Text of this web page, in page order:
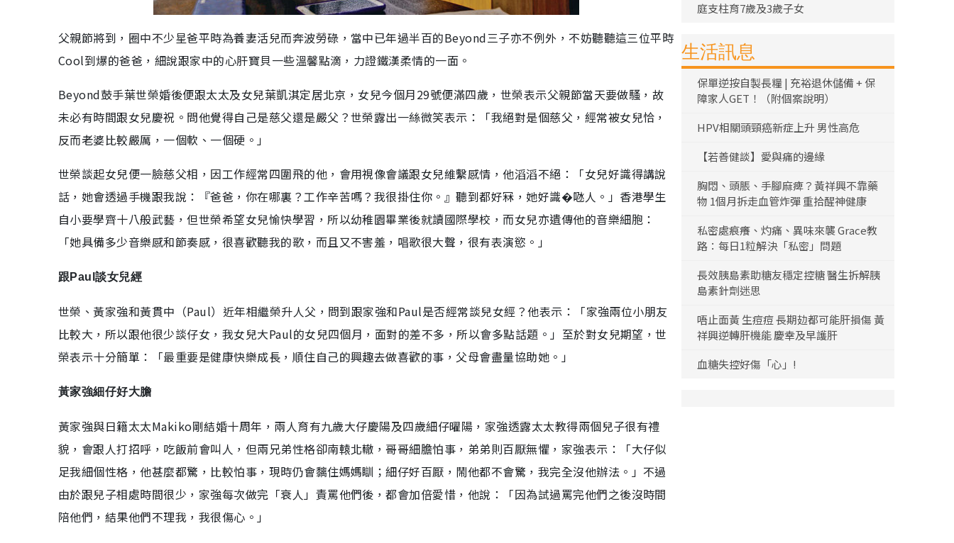
父親節將到，圈中不少星爸平時為養妻活兒而奔波勞碌，當中已年過半百的Beyond三子亦不例外，不妨聽聽這三位平時
Cool到爆的爸爸，細說跟家中的心肝寶貝一些溫馨點滴，力證鐵漢柔情的一面。
Beyond鼓手葉世榮婚後便跟太太及女兒葉凱淇定居北京，女兒今個月29號便滿四歲，世榮表示父親節當天要做騷，故
未必有時間跟女兒慶祝。問他覺得自己是慈父還是嚴父？世榮露出一絲微笑表示：「我絕對是個慈父，經常被女兒恰，
反而老婆比較嚴厲，一個軟、一個硬。」
世榮談起女兒便一臉慈父相，因工作經常四圍飛的他，會用視像會議跟女兒維繫感情，他滔滔不絕：「女兒好識得講說
話，她會透過手機跟我說：『爸爸，你在哪裏？工作辛苦嗎？我很掛住你。』聽到都好冧，她好識�𠱁人。」香港學生
自小要學齊十八般武藝，但世榮希望女兒愉快學習，所以幼稚園畢業後就讀國際學校，而女兒亦遺傳他的音樂細胞：
「她具備多少音樂感和節奏感，很喜歡聽我的歌，而且又不害羞，唱歌很大聲，很有表演慾。」
跟Paul談女兒經
世榮、黃家強和黃貫中（Paul）近年相繼榮升人父，問到跟家強和Paul是否經常談兒女經？他表示：「家強兩位小朋友
比較大，所以跟他很少談仔女，我女兒大Paul的女兒四個月，面對的差不多，所以會多點話題。」至於對女兒期望，世
榮表示十分簡單：「最重要是健康快樂成長，順住自己的興趣去做喜歡的事，父母會盡量協助她。」
黃家強細仔好大膽
黃家強與日籍太太Makiko剛結婚十周年，兩人育有九歲大仔慶陽及四歲細仔曜陽，家強透露太太教得兩個兒子很有禮
貌，會跟人打招呼，吃飯前會叫人，但兩兄弟性格卻南轅北轍，哥哥細膽怕事，弟弟則百厭無懼，家強表示：「大仔似
足我細個性格，他甚麼都驚，比較怕事，現時仍會黐住媽媽瞓；細仔好百厭，鬧他都不會驚，我完全沒他辦法。」不過
由於跟兒子相處時間很少，家強每次做完「衰人」責罵他們後，都會加倍愛惜，他說：「因為試過罵完他們之後沒時間
陪他們，結果他們不理我，我很傷心。」
庭支柱育7歲及3歲子女
生活訊息
保單逆按自製長糧 | 充裕退休儲備 + 保
障家人GET！（附個案說明）
HPV相關頭頸癌新症上升 男性高危
【若善健談】愛與痛的邊緣
胸悶、頭脹、手腳麻痺？黃祥興不靠藥
物 1個月拆走血管炸彈 重拾醒神健康
私密處痕癢、灼痛、異味來襲 Grace教
路：每日1粒解決「私密」問題
長效胰島素助糖友穩定控糖 醫生拆解胰
島素針劑迷思
唔止面黃 生痘痘 長期攰都可能肝損傷 黃
祥興逆轉肝機能 慶幸及早護肝
血糖失控好傷「心」!